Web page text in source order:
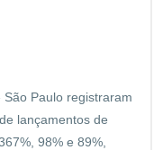
Paulo registraram
lançamentos de
98% e 89%,